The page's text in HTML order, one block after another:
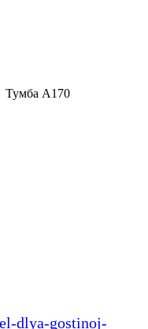
Тумба А170